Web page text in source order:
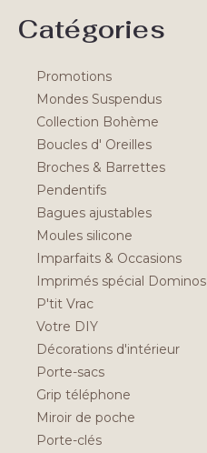
Catégories
Promotions
Mondes Suspendus
Collection Bohème
Boucles d' Oreilles
Broches & Barrettes
Pendentifs
Bagues ajustables
Moules silicone
Imparfaits & Occasions
Imprimés spécial Dominos
P'tit Vrac
Votre DIY
Décorations d'intérieur
Porte-sacs
Grip téléphone
Miroir de poche
Porte-clés